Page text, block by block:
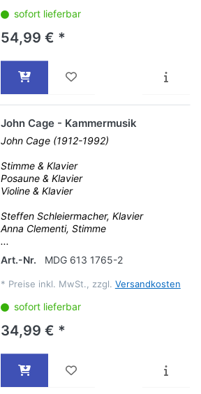
sofort lieferbar
54,99 € *
John Cage - Kammermusik
John Cage (1912-1992)
Stimme & Klavier
Posaune & Klavier
Violine & Klavier
Steffen Schleiermacher, Klavier
Anna Clementi, Stimme
...
Art.-Nr.
MDG 613 1765-2
* Preise inkl. MwSt., zzgl. Versandkosten
sofort lieferbar
34,99 € *